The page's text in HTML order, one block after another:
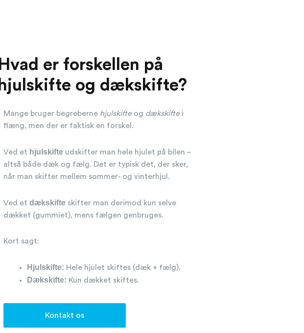
Hvad er forskellen på
hjulskifte og dækskifte?
Mange bruger begreberne hjulskifte og dækskifte i
flæng, men der er faktisk en forskel.
Ved et hjulskifte udskifter man hele hjulet på bilen –
altså både dæk og fælg. Det er typisk det, der sker,
når man skifter mellem sommer- og vinterhjul.
Ved et dækskifte skifter man derimod kun selve
dækket (gummiet), mens fælgen genbruges.
Kort sagt:
Hjulskifte: Hele hjulet skiftes (dæk + fælg).
Dækskifte: Kun dækket skiftes.
Kontakt os